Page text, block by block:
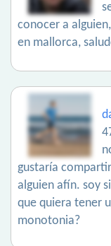
conocer a
en mallorca,
gustaría
alguien afín. soy
que quiera tener
monotonia?